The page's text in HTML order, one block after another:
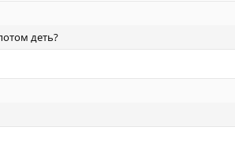
деть?